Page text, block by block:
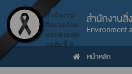
สำนักงาน
Environment
หน้าหลัก